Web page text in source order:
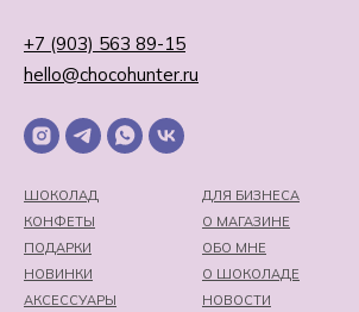
ДЛЯ БИЗНЕСА
ШОКОЛАД
+7 (903) 563 89-15
О МАГАЗИНЕ
КОНФЕТЫ
О ШОКОЛАДЕ
НОВИНКИ
hello@chocohunter.ru
НОВОСТИ
АКСЕССУАРЫ
ОБО МНЕ
ПОДАРКИ